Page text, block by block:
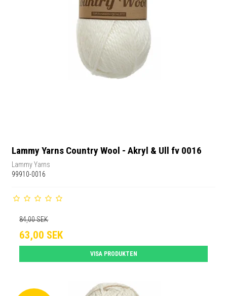
Lammy Yarns Country Wool - Akryl & Ull fv 0016
Lammy Yarns
99910-0016
84,00 SEK
63,00 SEK
VISA PRODUKTEN